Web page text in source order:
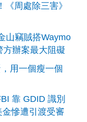
《周處除三害》
山竊賊搭Waymo
方辦案最大阻礙
用一個瘦一個
靠 GDID 識別
慘遭引渡受審